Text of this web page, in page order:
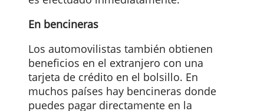
Reservas y hospedaje
método de pago ideal para comprar
pasajes de avión y para reservar hoteles
y automóviles en oficinas o través de
internet. Con tu tarjeta de crédito el pago